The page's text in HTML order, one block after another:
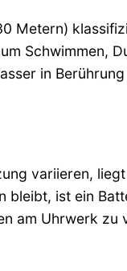
Metern)
Schwimmen,
in
variieren,
bleibt, ist ein
am Uhrwerk zu